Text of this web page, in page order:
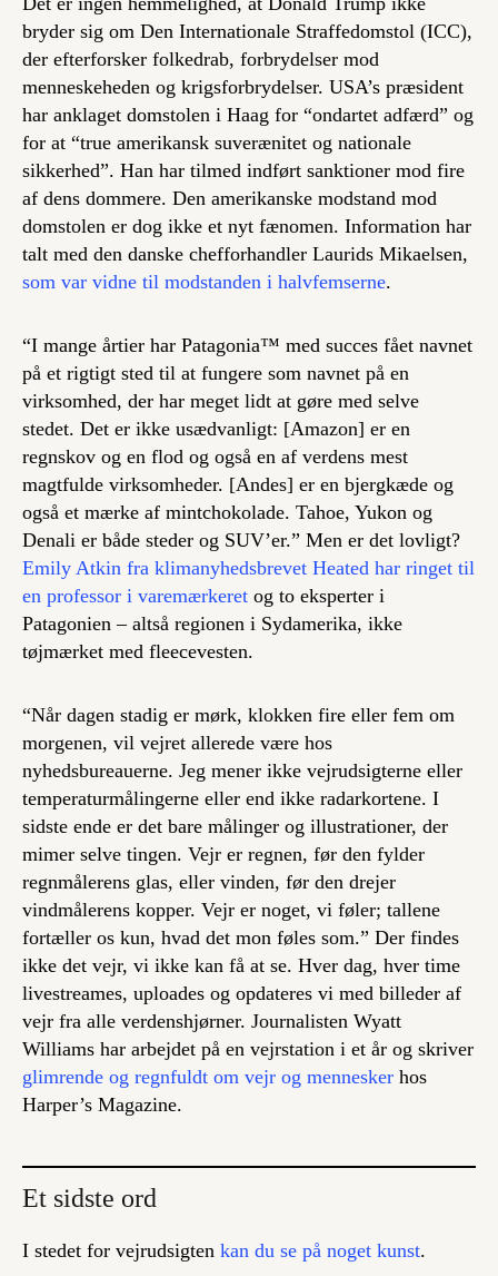
bryder sig om Den Internationale Straffedomstol (ICC),
der efterforsker folkedrab, forbrydelser mod
menneskeheden og krigsforbrydelser. USA’s præsident
har anklaget domstolen i Haag for “ondartet adfærd” og
for at “true amerikansk suverænitet og nationale
sikkerhed”. Han har tilmed indført sanktioner mod fire
af dens dommere. Den amerikanske modstand mod
domstolen er dog ikke et nyt fænomen. Information har
talt med den danske chefforhandler Laurids Mikaelsen,
som var vidne til modstanden i halvfemserne.
“I mange årtier har Patagonia™ ​​med succes fået navnet
på et rigtigt sted til at fungere som navnet på en
virksomhed, der har meget lidt at gøre med selve
stedet. Det er ikke usædvanligt: ​​[Amazon] er en
regnskov og en flod og også en af ​​verdens mest
magtfulde virksomheder. [Andes] er en bjergkæde og
også et mærke af mintchokolade. Tahoe, Yukon og
Denali er både steder og SUV’er.” Men er det lovligt?
Emily Atkin fra klimanyhedsbrevet Heated har ringet til
en professor i varemærkeret og to eksperter i
Patagonien – altså regionen i Sydamerika, ikke
tøjmærket med fleecevesten.
“Når dagen stadig er mørk, klokken fire eller fem om
morgenen, vil vejret allerede være hos
nyhedsbureauerne. Jeg mener ikke vejrudsigterne eller
temperaturmålingerne eller end ikke radarkortene. I
sidste ende er det bare målinger og illustrationer, der
mimer selve tingen. Vejr er regnen, før den fylder
regnmålerens glas, eller vinden, før den drejer
vindmålerens kopper. Vejr er noget, vi føler; tallene
fortæller os kun, hvad det mon føles som.” Der findes
ikke det vejr, vi ikke kan få at se. Hver dag, hver time
livestreames, uploades og opdateres vi med billeder af
vejr fra alle verdenshjørner. Journalisten Wyatt
Williams har arbejdet på en vejrstation i et år og skriver
glimrende og regnfuldt om vejr og mennesker hos
Harper’s Magazine.
Et sidste ord
I stedet for vejrudsigten kan du se på noget kunst.